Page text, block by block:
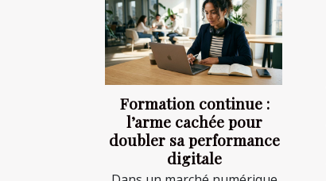
Formation continue :
l’arme cachée pour
doubler sa performance
digitale